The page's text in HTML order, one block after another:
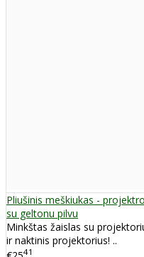
Pliušinis meškiukas -
su geltonu pilvu
Minkštas žaislas su
ir naktinis projektorius! ..
41